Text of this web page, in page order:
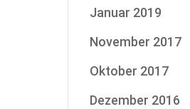
Januar 2019
November 2017
Oktober 2017
Dezember 2016